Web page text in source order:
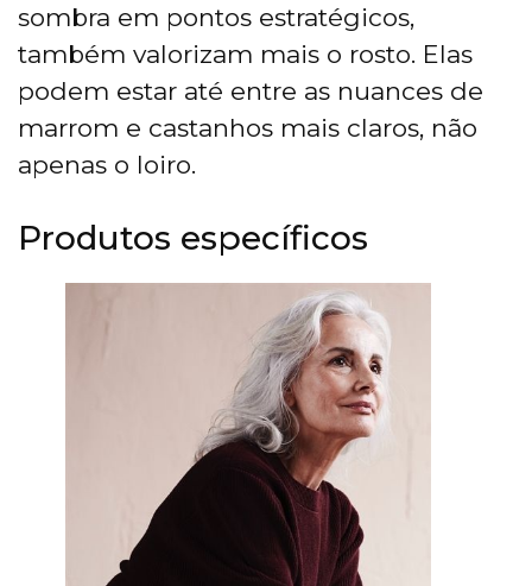
sombra em pontos estratégicos,
também valorizam mais o rosto. Elas
podem estar até entre as nuances de
marrom e castanhos mais claros, não
apenas o loiro.
Produtos específicos